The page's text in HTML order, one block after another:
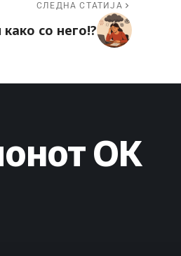
СЛЕДНА СТАТИЈА
со него!?
ОК